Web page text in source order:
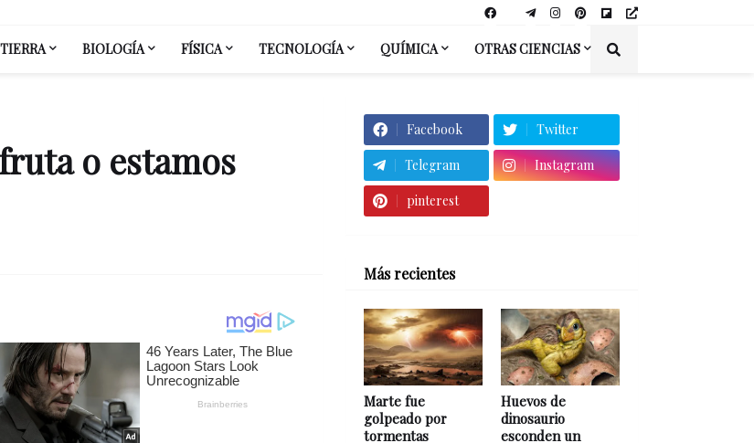
TIERRA BIOLOGÍA FÍSICA TECNOLOGÍA QUÍMICA OTRAS CIENCIAS
o estamos
Facebook Twitter
Telegram Instagram
pinterest
Más recientes
Marte fue
golpeado por
tormentas
Huevos de
dinosaurio
esconden un